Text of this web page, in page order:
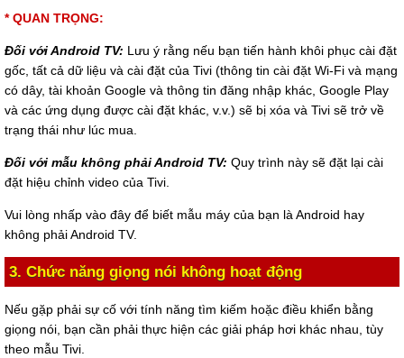
* QUAN TRỌNG:
Đối với Android TV: Lưu ý rằng nếu bạn tiến hành khôi phục cài đặt
gốc, tất cả dữ liệu và cài đặt của Tivi (thông tin cài đặt Wi-Fi và mạng
có dây, tài khoản Google và thông tin đăng nhập khác, Google Play
và các ứng dụng được cài đặt khác, v.v.) sẽ bị xóa và Tivi sẽ trở về
trạng thái như lúc mua.
Đối với mẫu không phải Android TV: Quy trình này sẽ đặt lại cài
đặt hiệu chỉnh video của Tivi.
Vui lòng nhấp vào đây để biết mẫu máy của bạn là Android hay
không phải Android TV.
3. Chức năng giọng nói không hoạt động
Nếu gặp phải sự cố với tính năng tìm kiếm hoặc điều khiển bằng
giọng nói, bạn cần phải thực hiện các giải pháp hơi khác nhau, tùy
theo mẫu Tivi.